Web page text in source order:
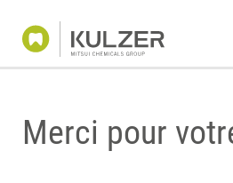
Merci pour